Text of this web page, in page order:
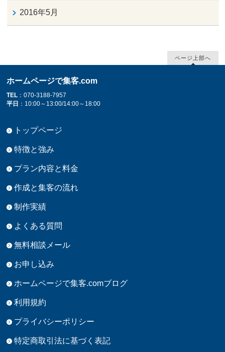
2016年5月
ページ上部へ
ホームページで集客.com
TEL ：070-3188-7957
平日 ：10:00～13:00/14:00～18:00
トップページ
特徴と強み
プラン内容と料金
作成と集客の流れ
制作実績
よくある質問
無料相談メール
お申し込み
ホームページで集客.comブログ
利用規約
プライバシーポリシー
特定商取引法に基づく表記